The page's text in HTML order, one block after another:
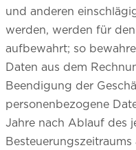
und anderen
werden, werden für
aufbewahrt; so
Daten aus dem
Beendigung der
personenbezogene
Jahre nach Ablauf des
Besteuerungszeitraums